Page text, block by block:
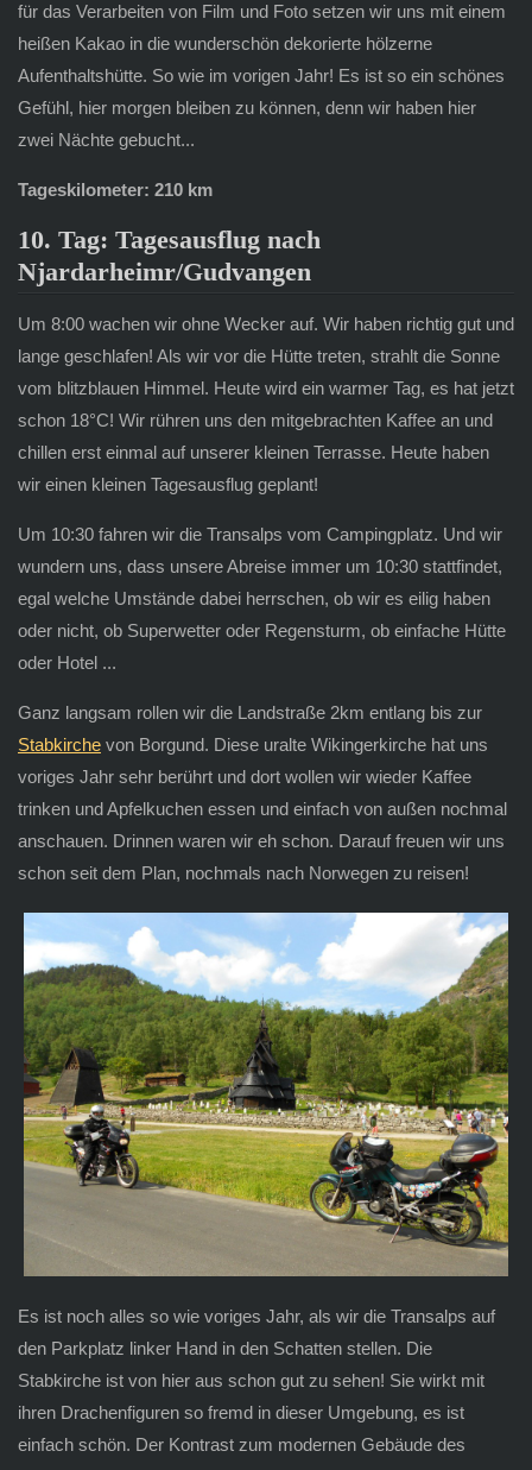
für das Verarbeiten von Film und Foto setzen wir uns mit einem
heißen Kakao in die wunderschön dekorierte hölzerne
Aufenthaltshütte. So wie im vorigen Jahr! Es ist so ein schönes
Gefühl, hier morgen bleiben zu können, denn wir haben hier
zwei Nächte gebucht...
Tageskilometer: 210 km
10. Tag: Tagesausflug nach
Njardarheimr/Gudvangen
Um 8:00 wachen wir ohne Wecker auf. Wir haben richtig gut und
lange geschlafen! Als wir vor die Hütte treten, strahlt die Sonne
vom blitzblauen Himmel. Heute wird ein warmer Tag, es hat jetzt
schon 18°C! Wir rühren uns den mitgebrachten Kaffee an und
chillen erst einmal auf unserer kleinen Terrasse. Heute haben
wir einen kleinen Tagesausflug geplant!
Um 10:30 fahren wir die Transalps vom Campingplatz. Und wir
wundern uns, dass unsere Abreise immer um 10:30 stattfindet,
egal welche Umstände dabei herrschen, ob wir es eilig haben
oder nicht, ob Superwetter oder Regensturm, ob einfache Hütte
oder Hotel ...
Ganz langsam rollen wir die Landstraße 2km entlang bis zur
Stabkirchevon Borgund. Diese uralte Wikingerkirche hat uns
voriges Jahr sehr berührt und dort wollen wir wieder Kaffee
trinken und Apfelkuchen essen und einfach von außen nochmal
anschauen. Drinnen waren wir eh schon. Darauf freuen wir uns
schon seit dem Plan, nochmals nach Norwegen zu reisen!
Es ist noch alles so wie voriges Jahr, als wir die Transalps auf
den Parkplatz linker Hand in den Schatten stellen. Die
Stabkirche ist von hier aus schon gut zu sehen! Sie wirkt mit
ihren Drachenfiguren so fremd in dieser Umgebung, es ist
einfach schön. Der Kontrast zum modernen Gebäude des